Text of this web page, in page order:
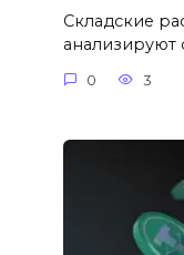
Складские
анализируют
0 3